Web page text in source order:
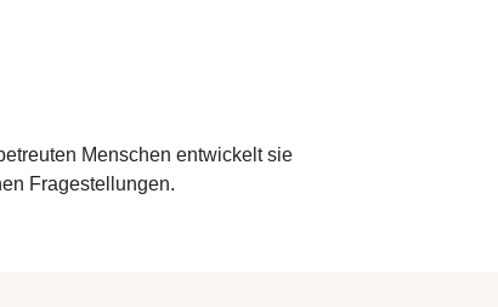
Menschen entwickelt sie
Fragestellungen.